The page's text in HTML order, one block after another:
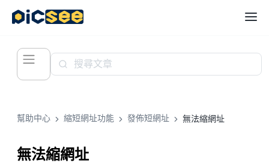
幫助中心 縮短網址功能 發佈短網址 無法縮網址
無法縮網址